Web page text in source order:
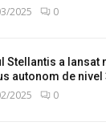
2025 0
Stellantis a
autonom de nivel
2025 0